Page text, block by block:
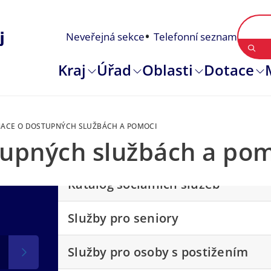
Neveřejná sekce Telefonní seznam
Kraj Úřad Oblasti Dotace
O DOSTUPNÝCH SLUŽBÁCH A POMOCI
službách a
Katalog sociálních služeb
Služby pro seniory
Služby pro osoby s postižením